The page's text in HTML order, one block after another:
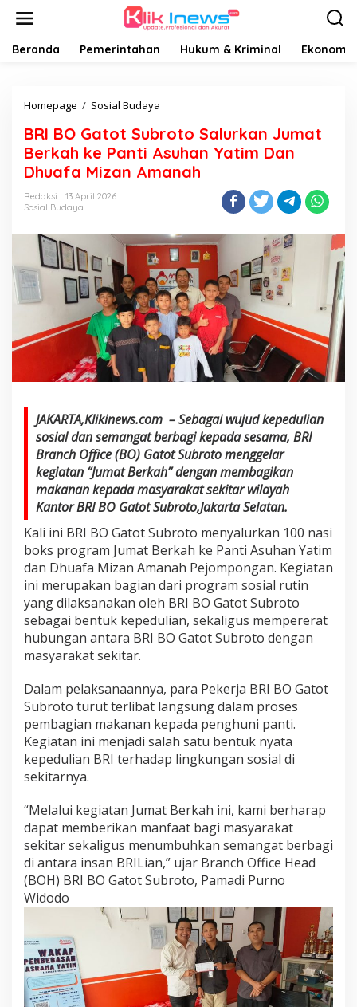
Beranda Pemerintahan Hukum & Kriminal Ekonomi
Homepage / Sosial Budaya
Gatot
Subroto
Salurkan
Jumat
Asuhan
Yatim
Dan
Dhuafa
Mizan
Amanah
BRI BO Gatot Subroto Salurkan Jumat
Berkah ke Panti Asuhan Yatim Dan
Dhuafa Mizan Amanah
Redaksi
13 April 2026
Sosial Budaya
JAKARTA,Klikinews.com – Sebagai wujud kepedulian
sosial dan semangat berbagi kepada sesama, BRI
Branch Office (BO) Gatot Subroto menggelar
kegiatan “Jumat Berkah” dengan membagikan
makanan kepada masyarakat sekitar wilayah
Kantor BRI BO Gatot Subroto,Jakarta Selatan.
Kali ini BRI BO Gatot Subroto menyalurkan 100 nasi
boks program Jumat Berkah ke Panti Asuhan Yatim
dan Dhuafa Mizan Amanah Pejompongan. Kegiatan
ini merupakan bagian dari program sosial rutin
yang dilaksanakan oleh BRI BO Gatot Subroto
sebagai bentuk kepedulian, sekaligus mempererat
hubungan antara BRI BO Gatot Subroto dengan
masyarakat sekitar.
Dalam pelaksanaannya, para Pekerja BRI BO Gatot
Subroto turut terlibat langsung dalam proses
pembagian makanan kepada penghuni panti.
Kegiatan ini menjadi salah satu bentuk nyata
kepedulian BRI terhadap lingkungan sosial di
sekitarnya.
“Melalui kegiatan Jumat Berkah ini, kami berharap
dapat memberikan manfaat bagi masyarakat
sekitar sekaligus menumbuhkan semangat berbagi
di antara insan BRILian,” ujar Branch Office Head
(BOH) BRI BO Gatot Subroto, Pamadi Purno
Widodo